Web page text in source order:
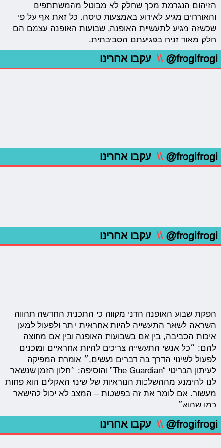
הזיהום הנגרמת מכך שחלק לא מבוטל מהמשתתפים
והאורחים מגיע לאירוע באמצעות טיסה. כל זאת אף על פי
שכשזה מגיע לתעשיית האופנה, שבועות האופנה עצמם הם
חלק מאוד זניח בפגיעתם הסביבתית.
@frogifrogi
\\ עקבו אחרינו
@frogifrogi
\\ עקבו אחרינו
@frogifrogi
\\ עקבו אחרינו
הפקת שבוע האופנה הדני מקווה כי התכנית החדשה תהווה
השראה לשאר התעשייה להיות אחראית יותר ולפעול למען
איכות הסביבה, בין אם בשבועות האופנה ובין אם מחוצה
להם: ״כל אנשי התעשייה צריכים להיות אחראיים ומוכנים
לפעול לשינוי הדרך בה דברים נעשים,״ אומרת המפיקה
לעיתון הבריטי “The Guardian” והוסיפה: ״חלון הזמן שנשאר
לנו להימנע מההשלכות הנוראיות של שינוי האקלים הוא פחות
מעשור. אם לומר את זה בפשטות – המצב לא יכול להישאר
כמו שהוא״.
@frogifrogi
\\ עקבו אחרינו